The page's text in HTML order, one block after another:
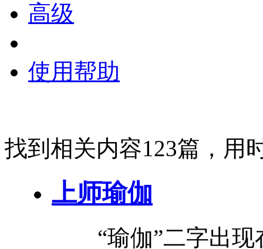
高级
使用帮助
找到相关内容123篇，用
上师瑜伽
“瑜伽”二字出